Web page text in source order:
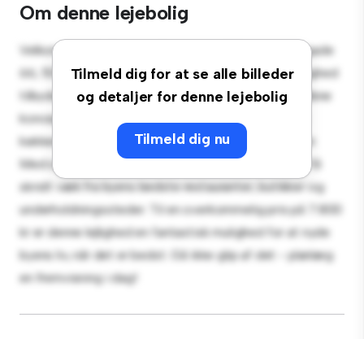
Om denne lejebolig
Tilmeld dig for at se alle billeder
og detaljer for denne lejebolig
Tilmeld dig nu
Velkommen til dit nye byferiested på Dronningensgade
66, 5000 Odense! Denne moderne 3-værelses lejlighed
tilbyder et stilfuldt og hyggeligt opholdsrum. Det åbne
koncept er perfekt til at underholde, og det slanke
køkken er udstyret med de bedste hårde hvidevarer.
Med sin førsteklasses beliggenhed vil du være kun få
skridt væk fra byens bedste restauranter, butikker og
underholdningssteder. Til en overkommelig pris på 7.800
kr er denne lejlighed en fantastisk mulighed for at nyde
byens liv, når det er bedst. Gå ikke glip af det - planlæg
en fremvisning i dag!